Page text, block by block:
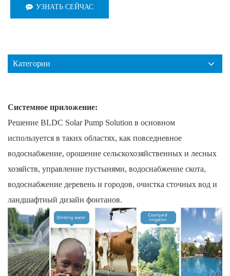
УЗНАТЬ СЕЙЧАС
Категории
Системное приложение:
Решение BLDC Solar Pump Solution в основном
используется в таких областях, как повседневное
водоснабжение, орошение сельскохозяйственных и лесных
хозяйств, управление пустынями, водоснабжение скота,
водоснабжение деревень и городов, очистка сточных вод и
ландшафтный дизайн фонтанов.